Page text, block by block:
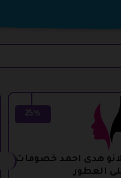
25%
هدى احمد خصومات